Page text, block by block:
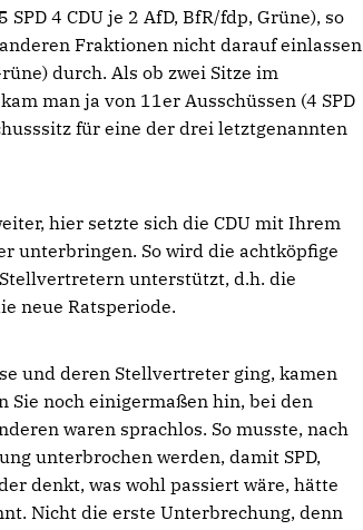
4 CDU je 2 AfD, BfR/fdp, Grüne), so
Fraktionen nicht darauf einlassen
durch. Als ob zwei Sitze im
man ja von 11er Ausschüssen (4 SPD
für eine der drei letztgenannten
hier setzte sich die CDU mit Ihrem
unterbringen. So wird die achtköpfige
unterstützt, d.h. die
neue Ratsperiode.
und deren Stellvertreter ging, kamen
Sie noch einigermaßen hin, bei den
waren sprachlos. So musste, nach
unterbrochen werden, damit SPD,
denkt, was wohl passiert wäre, hätte
Nicht die erste Unterbrechung, denn